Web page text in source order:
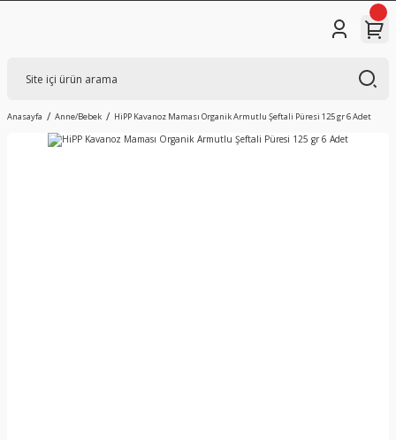
Anasayfa Anne/Bebek HiPP Kavanoz Maması Organik Armutlu Şeftali Püresi 125 gr 6 Adet